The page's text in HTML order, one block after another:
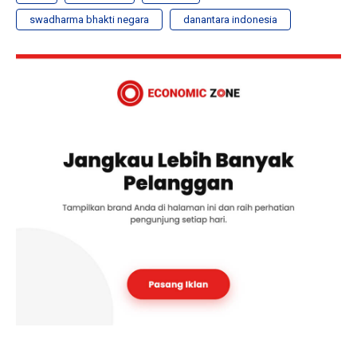
swadharma bhakti negara danantara indonesia